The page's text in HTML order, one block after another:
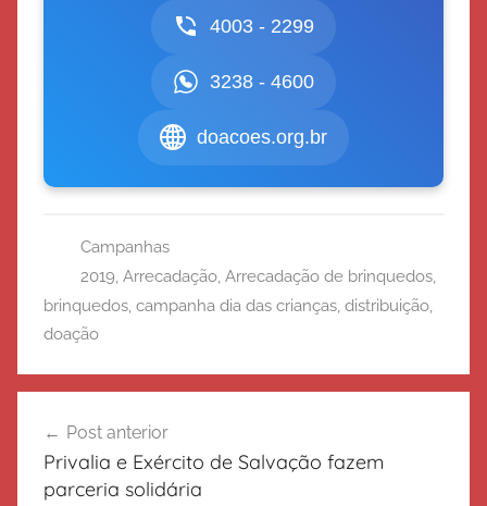
4003 - 2299
3238 - 4600
doacoes.org.br
Campanhas
2019, Arrecadação, Arrecadação de brinquedos,
brinquedos, campanha dia das crianças, distribuição,
doação
de
Post
Post anterior
Privalia e Exército de Salvação fazem
parceria solidária